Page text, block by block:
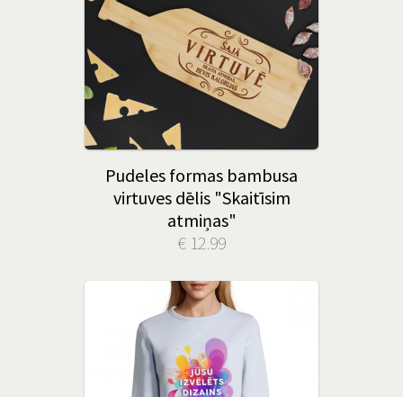
Pudeles formas bambusa
virtuves dēlis "Skaitīsim
atmiņas"
€ 12.99